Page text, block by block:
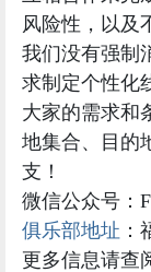
风险性，以及
我们没有强制
求制定个性化
大家的需求和
地集合、目的
支！
微信公众号：
俱乐部地址
更多信息请查